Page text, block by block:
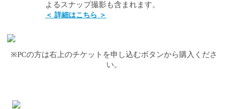
よるスナップ撮影も含まれます。
＜ 詳細はこちら ＞
※PCの方は右上のチケットを申し込むボタンから購入くださ
い。